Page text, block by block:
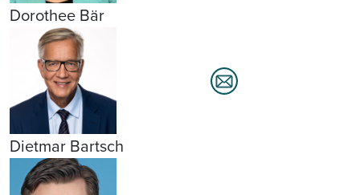
Dorothee Bär
Dietmar Bartsch